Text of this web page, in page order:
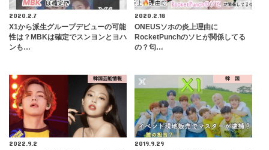
2020.2.7
X1から派生グループデビューの可能
性は？MBKは確定でスンヨンとヨハ
ンも…
2020.2.18
ONEUSソホの炎上理由に
RocketPunchのソヒが関係してる
の？匂…
韓国芸能情報
2022.9.2
韓 国
2019.9.29